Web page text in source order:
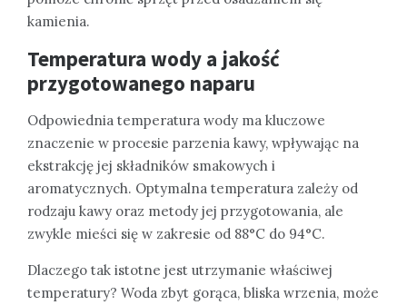
kamienia.
Temperatura wody a jakość
przygotowanego naparu
Odpowiednia temperatura wody ma kluczowe
znaczenie w procesie parzenia kawy, wpływając na
ekstrakcję jej składników smakowych i
aromatycznych. Optymalna temperatura zależy od
rodzaju kawy oraz metody jej przygotowania, ale
zwykle mieści się w zakresie od 88°C do 94°C.
Dlaczego tak istotne jest utrzymanie właściwej
temperatury? Woda zbyt gorąca, bliska wrzenia, może